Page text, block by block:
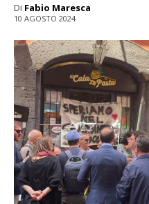
Di Fabio Maresca
10 AGOSTO 2024